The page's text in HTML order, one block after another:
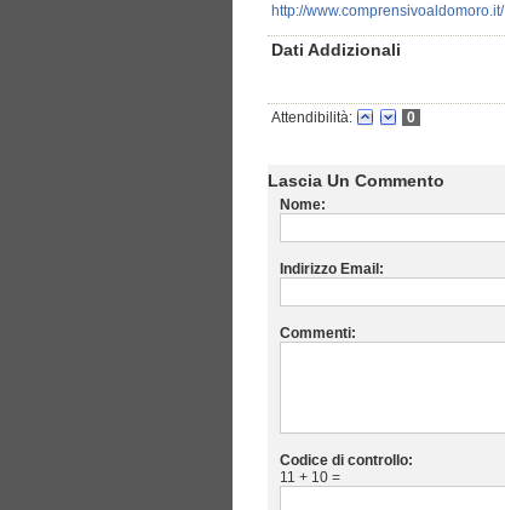
http://www.comprensivoaldomoro.it/
Dati Addizionali
Attendibilità: 0
Lascia Un Commento
Nome:
Indirizzo Email:
Commenti:
Codice di controllo:
11 + 10 =